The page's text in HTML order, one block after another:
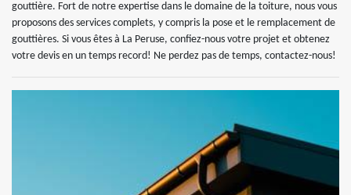
gouttière. Fort de notre expertise dans le domaine de la toiture, nous vous
proposons des services complets, y compris la pose et le remplacement de
gouttières. Si vous êtes à La Peruse, confiez-nous votre projet et obtenez
votre devis en un temps record! Ne perdez pas de temps, contactez-nous!